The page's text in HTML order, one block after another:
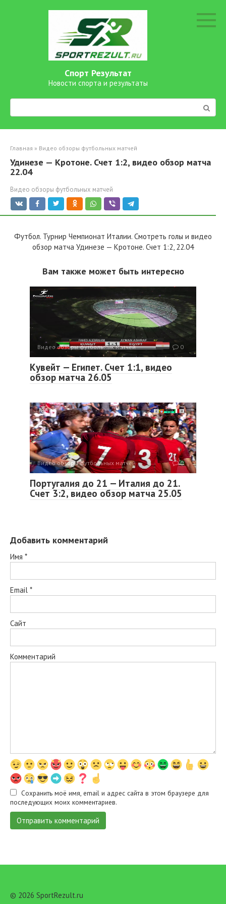
Спорт Результат
Новости спорта и результаты
Поиск:
Главная » Видео обзоры футбольных матчей
Удинезе — Кротоне. Счет 1:2, видео обзор матча
22.04
Видео обзоры футбольных матчей
Футбол. Турнир Чемпионат Италии. Смотреть голы и видео
обзор матча Удинезе — Кротоне. Счет 1:2, 22.04
Вам также может быть интересно
Видео обзоры футбольных матчей 0
Кувейт — Египет. Счет 1:1, видео
обзор матча 26.05
Видео обзоры футбольных матчей 0
Португалия до 21 — Италия до 21.
Счет 3:2, видео обзор матча 25.05
Добавить комментарий
Имя *
Email *
Сайт
Комментарий
Сохранить моё имя, email и адрес сайта в этом браузере для
последующих моих комментариев.
© 2026 SportRezult.ru